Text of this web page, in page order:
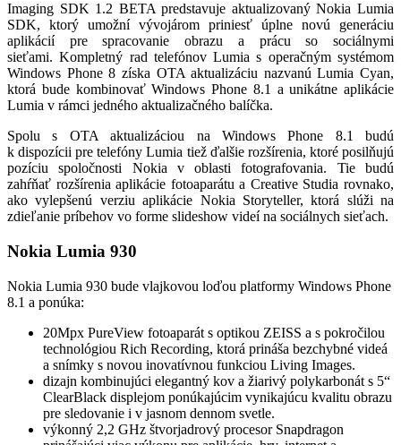
Imaging SDK 1.2 BETA predstavuje aktualizovaný Nokia Lumia
SDK, ktorý umožní vývojárom priniesť úplne novú generáciu
aplikácií pre spracovanie obrazu a prácu so sociálnymi
sieťami. Kompletný rad telefónov Lumia s operačným systémom
Windows Phone 8 získa OTA aktualizáciu nazvanú Lumia Cyan,
ktorá bude kombinovať Windows Phone 8.1 a unikátne aplikácie
Lumia v rámci jedného aktualizačného balíčka.
Spolu s OTA aktualizáciou na Windows Phone 8.1 budú
k dispozícii pre telefóny Lumia tiež ďalšie rozšírenia, ktoré posilňujú
pozíciu spoločnosti Nokia v oblasti fotografovania. Tie budú
zahŕňať rozšírenia aplikácie fotoaparátu a Creative Studia rovnako,
ako vylepšenú verziu aplikácie Nokia Storyteller, ktorá slúži na
zdieľanie príbehov vo forme slideshow videí na sociálnych sieťach.
Nokia Lumia 930
Nokia Lumia 930 bude vlajkovou loďou platformy Windows Phone
8.1 a ponúka:
20Mpx PureView fotoaparát s optikou ZEISS a s pokročilou
technológiou Rich Recording, ktorá prináša bezchybné videá
a snímky s novou inovatívnou funkciou Living Images.
dizajn kombinujúci elegantný kov a žiarivý polykarbonát s 5“
ClearBlack displejom ponúkajúcim vynikajúcu kvalitu obrazu
pre sledovanie i v jasnom dennom svetle.
výkonný 2,2 GHz štvorjadrový procesor Snapdragon